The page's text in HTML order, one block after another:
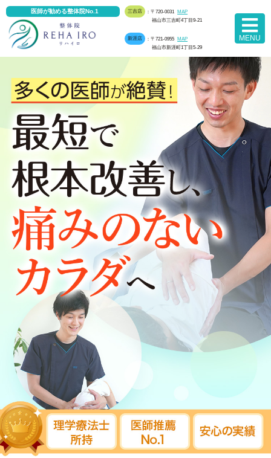
医師が勧める整体院No.1 三吉店 ：〒720-0031
MAP
福山市三吉町4丁目9-21
新涯店 ：〒721-0955
MAP
福山市新涯町1丁目5-29
MENU